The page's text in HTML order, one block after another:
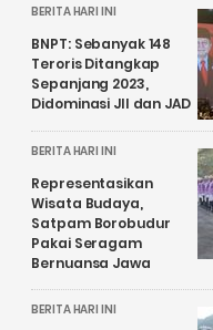
BERITA HARI INI
BNPT: Sebanyak 148
Teroris Ditangkap
Sepanjang 2023,
Didominasi JII dan JAD
BERITA HARI INI
Representasikan
Wisata Budaya,
Satpam Borobudur
Pakai Seragam
Bernuansa Jawa
BERITA HARI INI